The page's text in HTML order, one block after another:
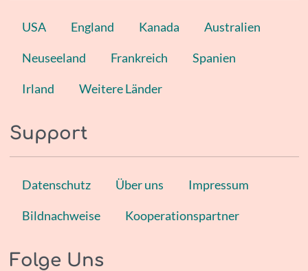
USA England Kanada Australien
Neuseeland Frankreich Spanien
Irland Weitere Länder
Support
Datenschutz Über uns Impressum
Bildnachweise Kooperationspartner
Folge Uns